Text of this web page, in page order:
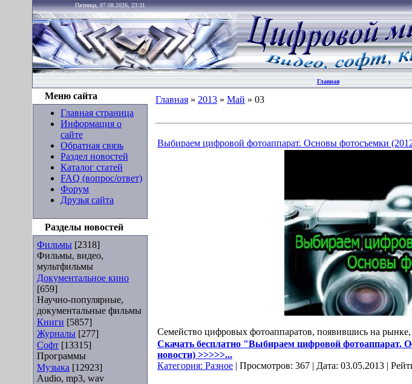
Пятница, 07.08.2026, 23:31
Главная
Меню сайта
Главная страница
Информация о
сайте
Обратная связь
Раздел новостей
Каталог статей
FAQ (вопрос/ответ)
Форум
Друзья сайта
Разделы новостей
Фильмы [2318]
Фильмы, видео,
мультфильмы
Документальное кино
[659]
Научно-популярные,
документальные фильмы
Книги [5857]
Журналы [277]
Софт [13315]
Программы
Музыка [12923]
Audio, mp3, wav
Главная » 2013 » Май » 03
Выбираем цифровой фотоаппарат. Основы фотосъемки
Семейство цифровых фотоаппаратов, появившись на
Скачать бесплатно "Выбираем цифровой фотоаппарат.
новости) >>>>>...
Категория: Разное | Просмотров: 367 | Дата: 03.05.2013 |